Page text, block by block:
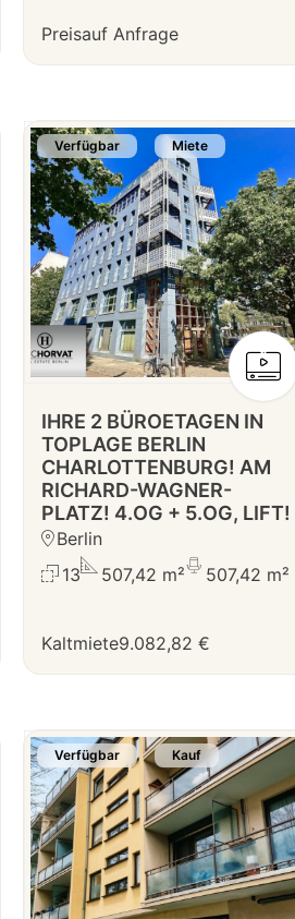
Preisauf Anfrage
Verfügbar Miete
IHRE 2 BÜROETAGEN IN
TOPLAGE BERLIN
CHARLOTTENBURG! AM
RICHARD-WAGNER-
PLATZ! 4.OG + 5.OG, LIFT!
Berlin
13
507,42 m² 507,42 m²
Kaltmiete9.082,82 €
Verfügbar Kauf